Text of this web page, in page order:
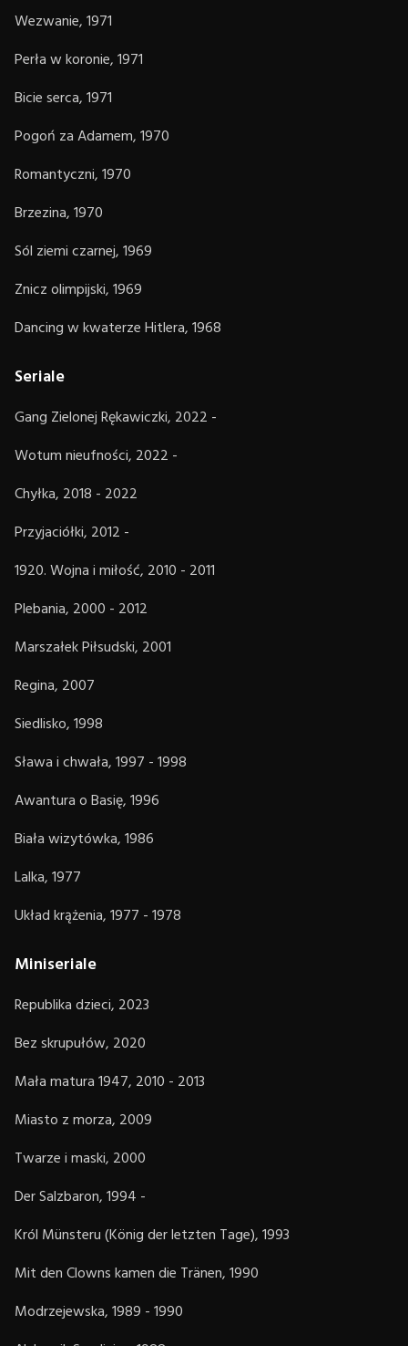
Wezwanie, 1971
Perła w koronie, 1971
Bicie serca, 1971
Pogoń za Adamem, 1970
Romantyczni, 1970
Brzezina, 1970
Sól ziemi czarnej, 1969
Znicz olimpijski, 1969
Dancing w kwaterze Hitlera, 1968
Seriale
Gang Zielonej Rękawiczki, 2022 -
Wotum nieufności, 2022 -
Chyłka, 2018 - 2022
Przyjaciółki, 2012 -
1920. Wojna i miłość, 2010 - 2011
Plebania, 2000 - 2012
Marszałek Piłsudski, 2001
Regina, 2007
Siedlisko, 1998
Sława i chwała, 1997 - 1998
Awantura o Basię, 1996
Biała wizytówka, 1986
Lalka, 1977
Układ krążenia, 1977 - 1978
Miniseriale
Republika dzieci, 2023
Bez skrupułów, 2020
Mała matura 1947, 2010 - 2013
Miasto z morza, 2009
Twarze i maski, 2000
Der Salzbaron, 1994 -
Król Münsteru (König der letzten Tage), 1993
Mit den Clowns kamen die Tränen, 1990
Modrzejewska, 1989 - 1990